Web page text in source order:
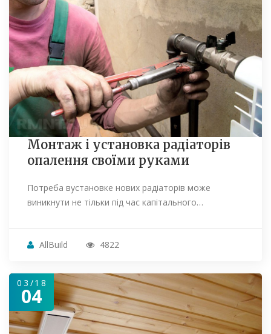
Монтаж і установка радіаторів
опалення своїми руками
Потреба вустановке нових радіаторів може
виникнути не тільки під час капітального…
AllBuild 4822
03/18
04